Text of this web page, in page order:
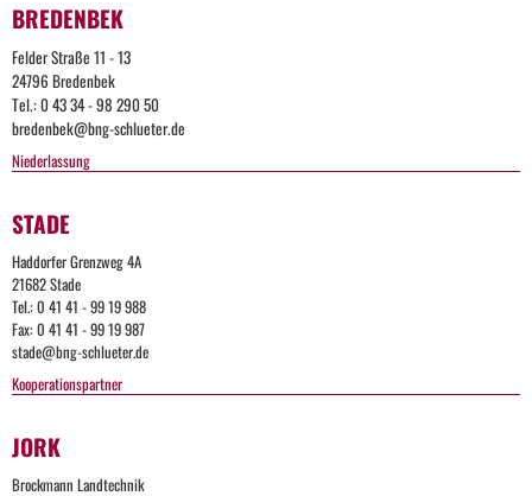
BREDENBEK
Felder Straße 11 - 13
24796 Bredenbek
Tel.: 0 43 34 - 98 290 50
bredenbek@bng-schlueter.de
Niederlassung
STADE
Haddorfer Grenzweg 4A
21682 Stade
Tel.: 0 41 41 - 99 19 988
Fax: 0 41 41 - 99 19 987
stade@bng-schlueter.de
Kooperationspartner
JORK
Brockmann Landtechnik